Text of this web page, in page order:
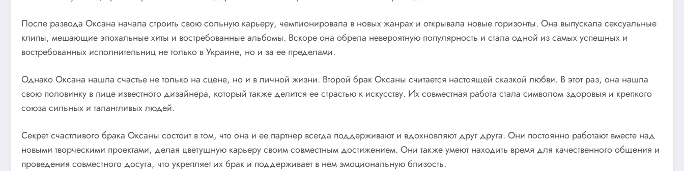
После развода Оксана начала строить свою сольную карьеру, чемпионировала в новых жанрах и открывала новые горизонты. Она выпускала сексуальные
клипы, мешающие эпохальные хиты и востребованные альбомы. Вскоре она обрела невероятную популярность и стала одной из самых успешных и
востребованных исполнительниц не только в Украине, но и за ее пределами.
Однако Оксана нашла счастье не только на сцене, но и в личной жизни. Второй брак Оксаны считается настоящей сказкой любви. В этот раз, она нашла
свою половинку в лице известного дизайнера, который также делится ее страстью к искусству. Их совместная работа стала символом здоровыя и крепкого
союза сильных и талантливых людей.
Секрет счастливого брака Оксаны состоит в том, что она и ее партнер всегда поддерживают и вдохновляют друг друга. Они постоянно работают вместе над
новыми творческими проектами, делая цветущную карьеру своим совместным достижением. Они также умеют находить время для качественного общения и
проведения совместного досуга, что укрепляет их брак и поддерживает в нем эмоциональную близость.